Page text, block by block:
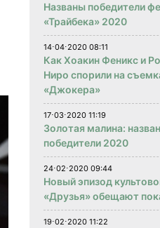
Названы победители
«Трайбека» 2020
14⋅04⋅2020 08:11
Как Хоакин Феникс и
Ниро спорили на
«Джокера»
17⋅03⋅2020 11:19
Золотая малина:
победители 2020
24⋅02⋅2020 09:44
Новый эпизод
«Друзья» обещают
19⋅02⋅2020 11:22